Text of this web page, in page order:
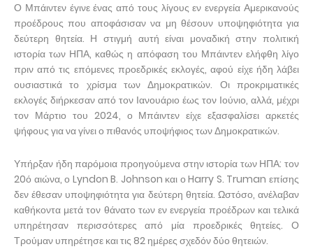
Ο Μπάιντεν έγινε ένας από τους λίγους εν ενεργεία Αμερικανούς
προέδρους που αποφάσισαν να μη θέσουν υποψηφιότητα για
δεύτερη θητεία. Η στιγμή αυτή είναι μοναδική στην πολιτική
ιστορία των ΗΠΑ, καθώς η απόφαση του Μπάιντεν ελήφθη λίγο
πριν από τις επόμενες προεδρικές εκλογές, αφού είχε ήδη λάβει
ουσιαστικά το χρίσμα των Δημοκρατικών. Οι προκριματικές
εκλογές διήρκεσαν από τον Ιανουάριο έως τον Ιούνιο, αλλά, μέχρι
τον Μάρτιο του 2024, ο Μπάιντεν είχε εξασφαλίσει αρκετές
ψήφους για να γίνει ο πιθανός υποψήφιος των Δημοκρατικών.
Υπήρξαν ήδη παρόμοια προηγούμενα στην ιστορία των ΗΠΑ: τον
20ό αιώνα, ο Lyndon B. Johnson και ο Harry S. Truman επίσης
δεν έθεσαν υποψηφιότητα για δεύτερη θητεία. Ωστόσο, ανέλαβαν
καθήκοντα μετά τον θάνατο των εν ενεργεία προέδρων και τελικά
υπηρέτησαν περισσότερες από μία προεδρικές θητείες. Ο
Τρούμαν υπηρέτησε και τις 82 ημέρες σχεδόν δύο θητειών.